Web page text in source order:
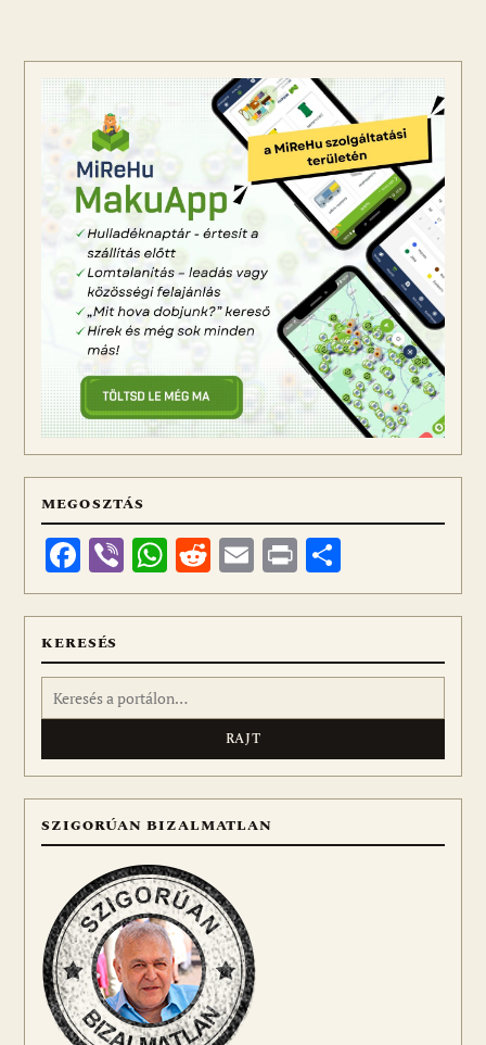
MEGOSZTÁS
Facebook
ViberWhatsApp
Reddit
Email
Print
meg
KERESÉS
Keresés:
SZIGORÚAN BIZALMATLAN